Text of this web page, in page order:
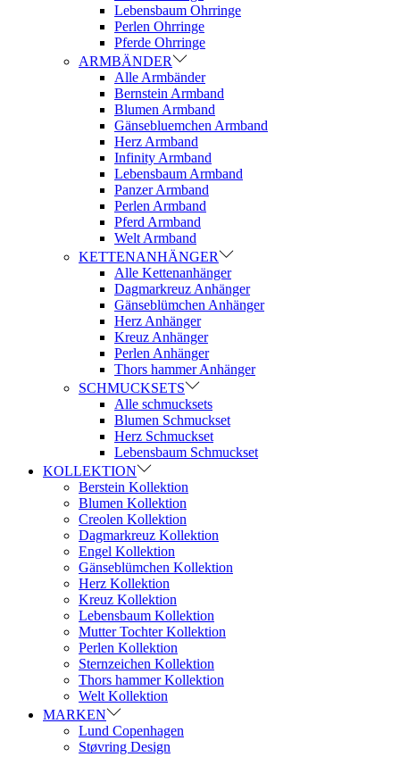
Lebensbaum Ohrringe
Perlen Ohrringe
Pferde Ohrringe
ARMBÄNDER
Alle Armbänder
Bernstein Armband
Blumen Armband
Gänsebluemchen Armband
Herz Armband
Infinity Armband
Lebensbaum Armband
Panzer Armband
Perlen Armband
Pferd Armband
Welt Armband
KETTENANHÄNGER
Alle Kettenanhänger
Dagmarkreuz Anhänger
Gänseblümchen Anhänger
Herz Anhänger
Kreuz Anhänger
Perlen Anhänger
Thors hammer Anhänger
SCHMUCKSETS
Alle schmucksets
Blumen Schmuckset
Herz Schmuckset
Lebensbaum Schmuckset
KOLLEKTION
Berstein Kollektion
Blumen Kollektion
Creolen Kollektion
Dagmarkreuz Kollektion
Engel Kollektion
Gänseblümchen Kollektion
Herz Kollektion
Kreuz Kollektion
Lebensbaum Kollektion
Mutter Tochter Kollektion
Perlen Kollektion
Sternzeichen Kollektion
Thors hammer Kollektion
Welt Kollektion
MARKEN
Lund Copenhagen
Støvring Design